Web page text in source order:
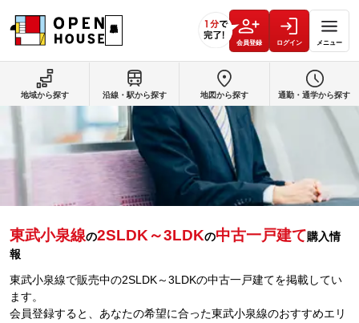
会員登録 ログイン メニュー
東武小泉線の2SLDK～3LDKの中古一戸建て購入情
報
東武小泉線で販売中の2SLDK～3LDKの中古一戸建てを掲載してい
ます。
会員登録すると、あなたの希望に合った東武小泉線のおすすめエリ
地域から探す 沿線・駅から探す 地図から探す 通勤・通学から探す